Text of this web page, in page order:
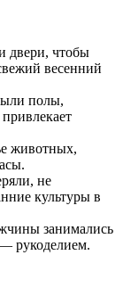
двери, чтобы
весенний
полы,
животных,
не
культуры в
занимались
рукоделием.